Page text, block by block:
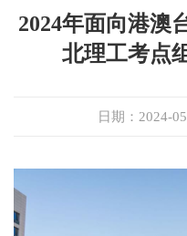
2024年面向港澳
北理工考点
日期：2024-